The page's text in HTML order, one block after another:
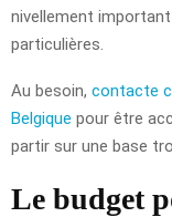
nivellement
particulières.
Au besoin, contacte
Belgique pour être
partir sur une base
Le budget